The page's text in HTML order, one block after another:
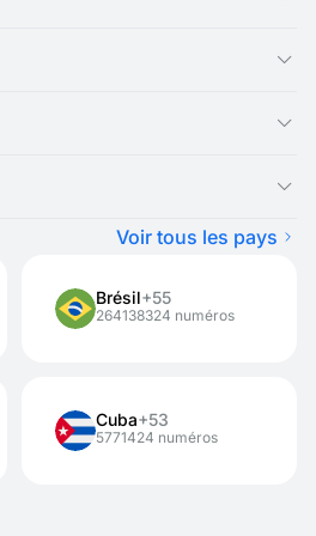
vous pouvez le louer pour 1
Voir tous les pays
Brésil+55
264138324 numéros
Cuba+53
5771424 numéros